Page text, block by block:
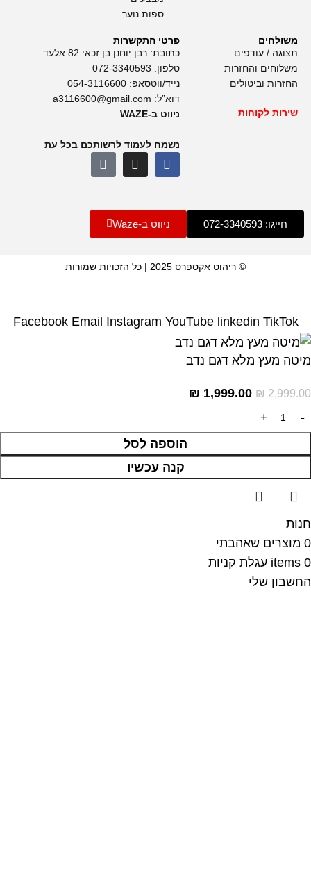
ספות נוער
משולחים
תצוגה / עודפים
משלוחים והחזרות
החזרות וביטולים
שירות לקוחות
פרטי התקשרות
כתובת: רבן יוחנן בן זכאי 82 אלעד
טלפון: 072-3340593
נייד/ווטסאפ:054-3116600
דוא”ל: a3116600@gmail.com
ניווט ב-WAZE
נשמח לעמוד לרשותכם בכל עת
חייגו: 072-3340593 ניווט ב-Waze
© ריהוט אקספרס 2025 | כל הזכויות שמורות
Facebook Email Instagram YouTube linkedin TikTok
מיטה מעץ מלא דגם נדב
2,999.00
₪
1,999.00
₪
הוספה לסל
קנה עכשיו
חנות
0 מוצרים שאהבתי
0
items עגלת קניות
החשבון שלי